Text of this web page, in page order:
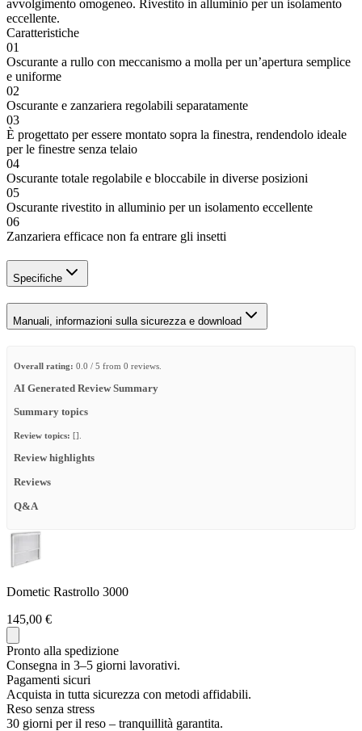
avvolgimento omogeneo. Rivestito in alluminio per un isolamento
eccellente.
Caratteristiche
01
Oscurante a rullo con meccanismo a molla per un’apertura semplice
e uniforme
02
Oscurante e zanzariera regolabili separatamente
03
È progettato per essere montato sopra la finestra, rendendolo ideale
per le finestre senza telaio
04
Oscurante totale regolabile e bloccabile in diverse posizioni
05
Oscurante rivestito in alluminio per un isolamento eccellente
06
Zanzariera efficace non fa entrare gli insetti
Specifiche
Manuali, informazioni sulla sicurezza e download
Overall rating: 0.0 / 5 from 0 reviews.
AI Generated Review Summary
Summary topics
Review topics: [].
Review highlights
Reviews
Q&A
Dometic Rastrollo 3000
145,00 €
Pronto alla spedizione
Consegna in 3–5 giorni lavorativi.
Pagamenti sicuri
Acquista in tutta sicurezza con metodi affidabili.
Reso senza stress
30 giorni per il reso – tranquillità garantita.